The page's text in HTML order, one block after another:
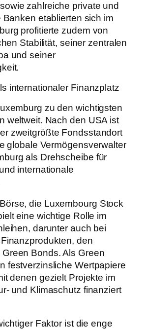
zahlreiche private und
Banken etablierten sich im
profitierte zudem von
Stabilität, seiner zentralen
und seiner
internationaler Finanzplatz
zu den wichtigsten
weltweit. Nach den USA ist
zweitgrößte Fondsstandort
globale Vermögensverwalter
als Drehscheibe für
internationale
die Luxembourg Stock
eine wichtige Rolle im
darunter auch bei
den
Bonds. Als Green
festverzinsliche Wertpapiere
denen gezielt Projekte im
und Klimaschutz finanziert
Faktor ist die enge